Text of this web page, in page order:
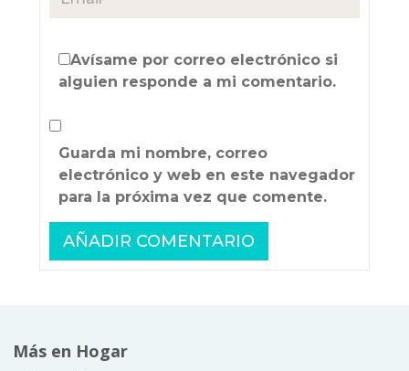
Avísame por correo electrónico si
alguien responde a mi comentario.
Guarda mi nombre, correo
electrónico y web en este navegador
para la próxima vez que comente.
Más en Hogar